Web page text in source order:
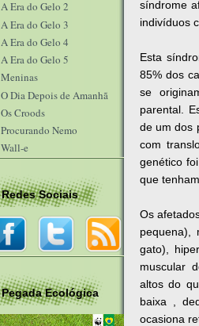
A Era do Gelo 2
A Era do Gelo 3
A Era do Gelo 4
A Era do Gelo 5
Meninas
O Dia Depois de Amanhã
Os Croods
Procurando Nemo
Wall-e
Redes Sociais
Pegada Ecológica
síndrome
indivíduos
Esta
85% dos
se
parental.
de um dos
com
genético
que
Os
pequena),
gato),
muscular
altos do
baixa ,
ocasiona